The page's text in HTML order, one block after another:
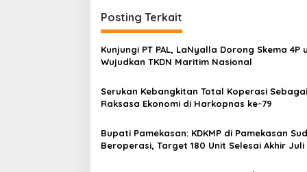
i
g
a
i
o
s
Posting Terkait
Kunjungi PT PAL, LaNyalla Dorong Skema 4P
Wujudkan TKDN Maritim Nasional
Serukan Kebangkitan Total Koperasi Sebagai
Raksasa Ekonomi di Harkopnas ke-79
Bupati Pamekasan: KDKMP di Pamekasan
Beroperasi, Target 180 Unit Selesai Akhir Juli